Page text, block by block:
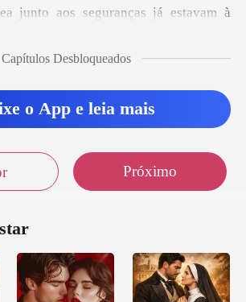
eguranças já estavam à
Capítulos Desbloqueados
o App e leia mais
Próximo